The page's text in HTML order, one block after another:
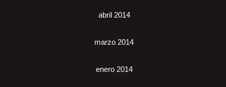
abril 2014
marzo 2014
enero 2014